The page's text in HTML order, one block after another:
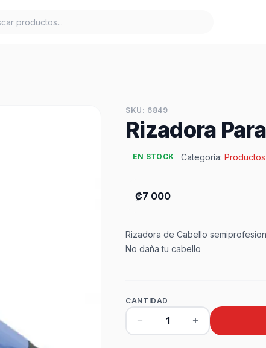
SKU: 6849
Rizadora
EN STOCK Categoría:
₡7 000
Rizadora de Cabello
No daña tu cabello
CANTIDAD